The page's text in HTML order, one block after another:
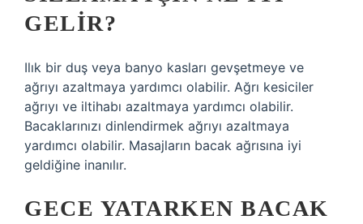
GELIR?
Ilık bir duş veya banyo kasları gevşetmeye ve
ağrıyı azaltmaya yardımcı olabilir. Ağrı kesiciler
ağrıyı ve iltihabı azaltmaya yardımcı olabilir.
Bacaklarınızı dinlendirmek ağrıyı azaltmaya
yardımcı olabilir. Masajların bacak ağrısına iyi
geldiğine inanılır.
GECE YATARKEN BACAK